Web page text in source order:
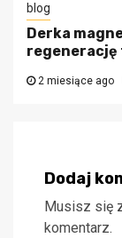
blog
Derka
regenerację
2 miesiące ago
Dodaj
Musisz się
komentarz.